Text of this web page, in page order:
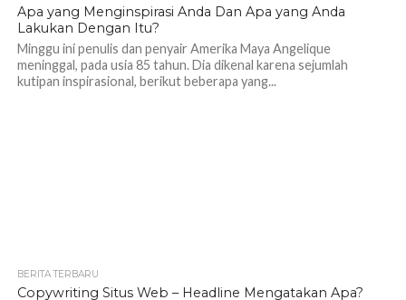
Apa yang Menginspirasi Anda Dan Apa yang Anda
Lakukan Dengan Itu?
Minggu ini penulis dan penyair Amerika Maya Angelique
meninggal, pada usia 85 tahun. Dia dikenal karena sejumlah
kutipan inspirasional, berikut beberapa yang...
BERITA TERBARU
Copywriting Situs Web – Headline Mengatakan Apa?